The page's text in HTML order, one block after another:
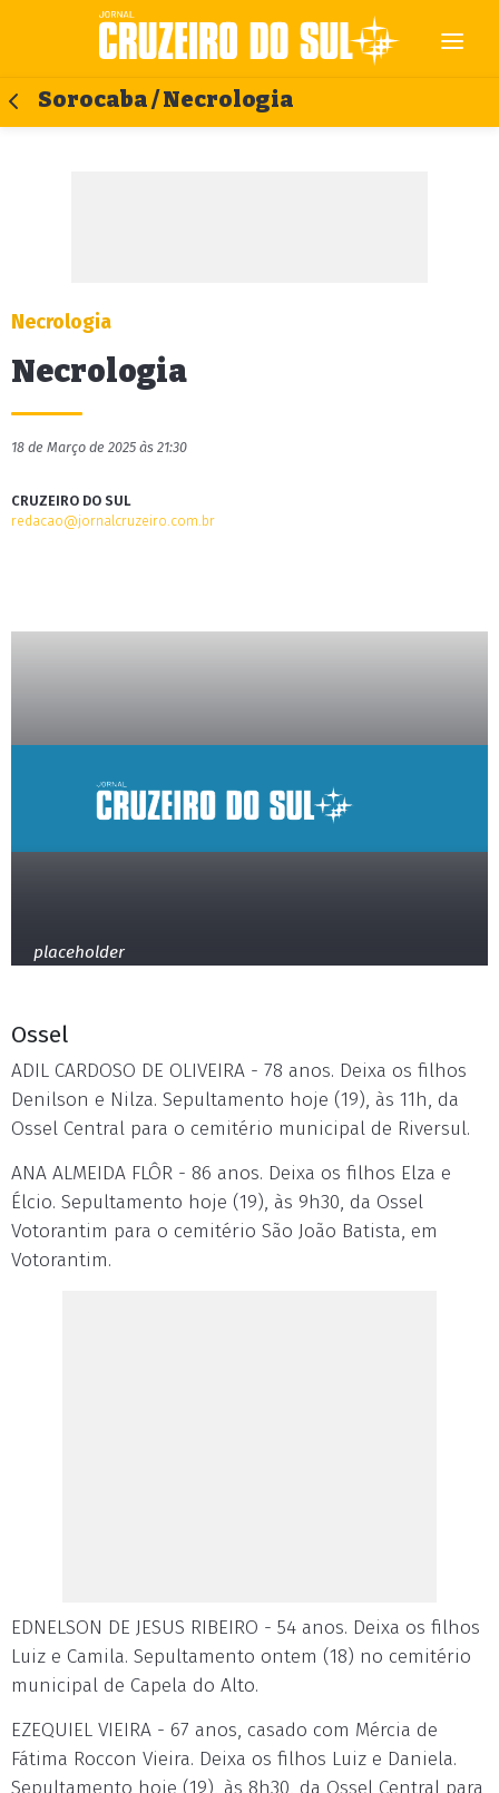
Sorocaba / Necrologia
Necrologia
Necrologia
18 de Março de 2025 às 21:30
CRUZEIRO DO SUL
redacao@jornalcruzeiro.com.br
placeholder
Ossel
ADIL CARDOSO DE OLIVEIRA - 78 anos. Deixa os filhos
Denilson e Nilza. Sepultamento hoje (19), às 11h, da
Ossel Central para o cemitério municipal de Riversul.
ANA ALMEIDA FLÔR - 86 anos. Deixa os filhos Elza e
Élcio. Sepultamento hoje (19), às 9h30, da Ossel
Votorantim para o cemitério São João Batista, em
Votorantim.
EDNELSON DE JESUS RIBEIRO - 54 anos. Deixa os filhos
Luiz e Camila. Sepultamento ontem (18) no cemitério
municipal de Capela do Alto.
EZEQUIEL VIEIRA - 67 anos, casado com Mércia de
Fátima Roccon Vieira. Deixa os filhos Luiz e Daniela.
Sepultamento hoje (19), às 8h30, da Ossel Central para